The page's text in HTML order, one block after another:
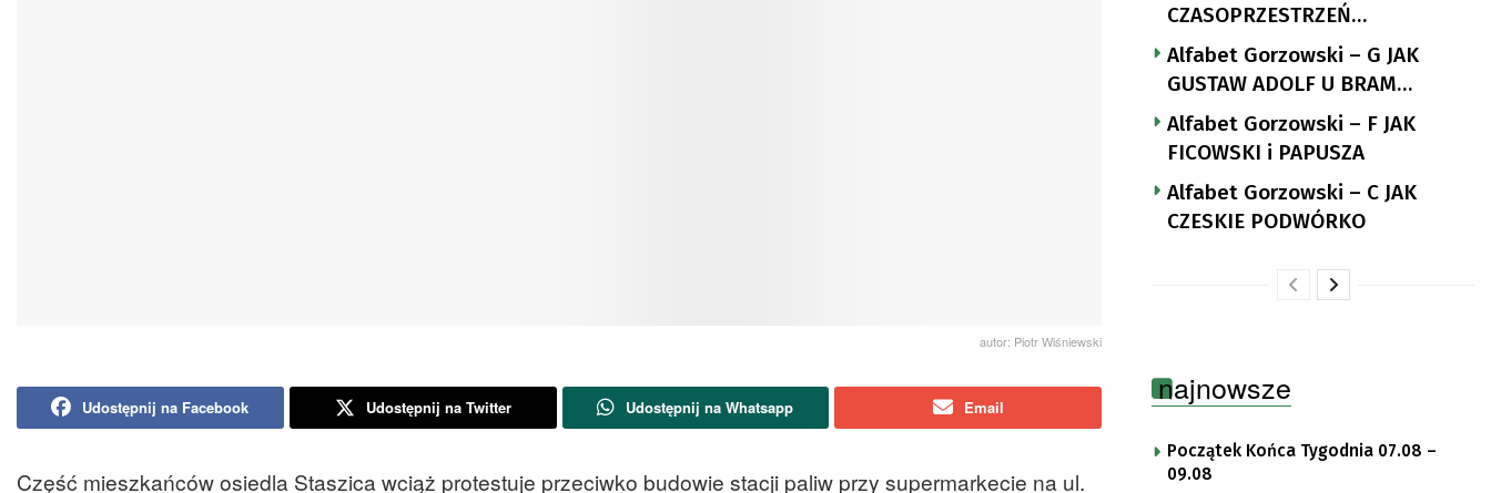
autor: Piotr Wiśniewski
Udostępnij na Facebook Udostępnij na Twitter Udostępnij na Whatsapp Email
Część mieszkańców osiedla Staszica wciąż protestuje przeciwko budowie stacji paliw przy supermarkecie na ul.
CZASOPRZESTRZEŃ
NUTTGENSA
Alfabet Gorzowski – G JAK
GUSTAW ADOLF U BRAM
LANDSBERGA
Alfabet Gorzowski – F JAK
FICOWSKI i PAPUSZA
Alfabet Gorzowski – C JAK
CZESKIE PODWÓRKO
najnowsze
Początek Końca Tygodnia 07.08 –
09.08